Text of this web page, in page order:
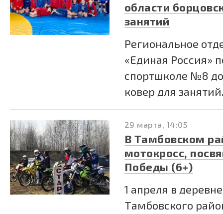
области
занятий
Региональное
«Единая Россия»
спортшколе №8
ковер для
29 марта, 14:05
В Тамбовском
мотокросс,
Победы (6+)
1 апреля в
Тамбовского